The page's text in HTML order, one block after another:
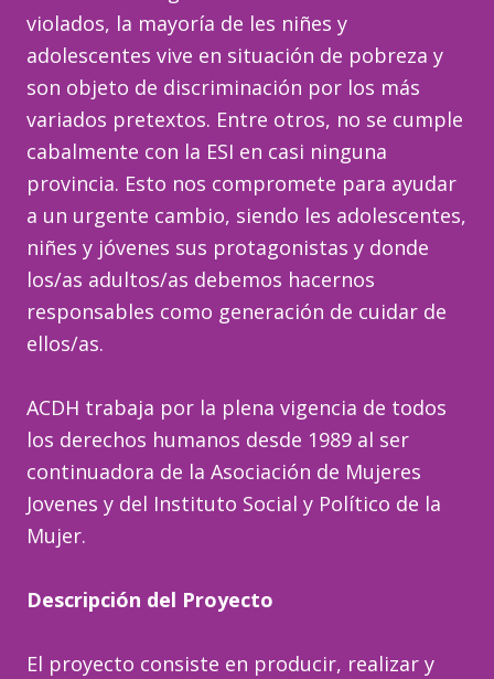
violados, la mayoría de les niñes y
adolescentes vive en situación de pobreza y
son objeto de discriminación por los más
variados pretextos. Entre otros, no se cumple
cabalmente con la ESI en casi ninguna
provincia. Esto nos compromete para ayudar
a un urgente cambio, siendo les adolescentes,
niñes y jóvenes sus protagonistas y donde
los/as adultos/as debemos hacernos
responsables como generación de cuidar de
ellos/as.
ACDH trabaja por la plena vigencia de todos
los derechos humanos desde 1989 al ser
continuadora de la Asociación de Mujeres
Jovenes y del Instituto Social y Político de la
Mujer.
Descripción del Proyecto
El proyecto consiste en producir, realizar y